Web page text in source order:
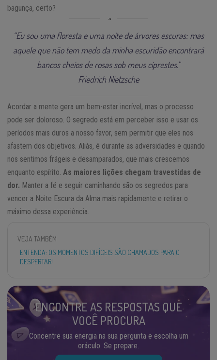
bagunça, certo?
“Eu sou uma floresta e uma noite de árvores escuras: mas
aquele que não tem medo da minha escuridão encontrará
bancos cheios de rosas sob meus ciprestes.”
Friedrich Nietzsche
Acordar a mente gera um bem-estar incrível, mas o processo
pode ser doloroso. O segredo está em perceber isso e usar os
períodos mais duros a nosso favor, sem permitir que eles nos
afastem dos objetivos. Aliás, é durante as adversidades e quando
nos sentimos frágeis e desamparados, que mais crescemos
enquanto espírito. As maiores lições chegam travestidas de
dor. Manter a fé e seguir caminhando são os segredos para
vencer a Noite Escura da Alma mais rapidamente e retirar o
máximo dessa experiência.
VEJA TAMBÉM
ENTENDA: OS MOMENTOS DIFÍCEIS SÃO CHAMADOS PARA O
DESPERTAR!
ENCONTRE AS RESPOSTAS QUE
VOCÊ PROCURA
Concentre sua energia na sua pergunta e escolha um
oráculo. Se prepare.